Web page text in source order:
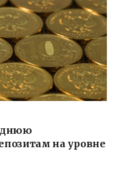
на уровне